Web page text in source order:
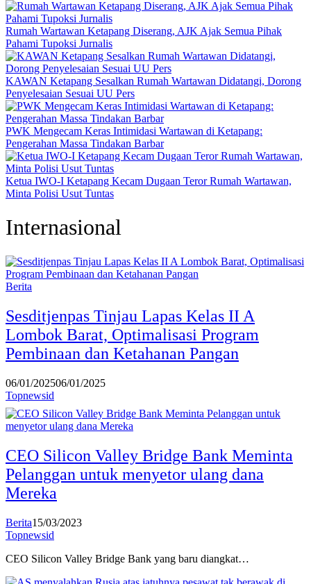
Rumah Wartawan Ketapang Diserang, AJK Ajak Semua Pihak
Pahami Tupoksi Jurnalis
KAWAN Ketapang Sesalkan Rumah Wartawan Didatangi, Dorong
Penyelesaian Sesuai UU Pers
PWK Mengecam Keras Intimidasi Wartawan di Ketapang:
Pengerahan Massa Tindakan Barbar
Ketua IWO-I Ketapang Kecam Dugaan Teror Rumah Wartawan,
Minta Polisi Usut Tuntas
Internasional
Berita
Sesditjenpas Tinjau Lapas Kelas II A
Lombok Barat, Optimalisasi Program
Pembinaan dan Ketahanan Pangan
06/01/202506/01/2025
Topnewsid
CEO Silicon Valley Bridge Bank Meminta
Pelanggan untuk menyetor ulang dana
Mereka
Berita15/03/2023
Topnewsid
CEO Silicon Valley Bridge Bank yang baru diangkat…